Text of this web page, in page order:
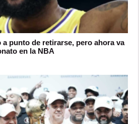
a punto de retirarse, pero ahora va
en la NBA